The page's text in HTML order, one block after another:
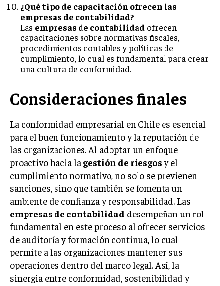
¿Qué tipo de capacitación ofrecen las
empresas de contabilidad?
Las empresas de contabilidad ofrecen
capacitaciones sobre normativas fiscales,
procedimientos contables y políticas de
cumplimiento, lo cual es fundamental para crear
una cultura de conformidad.
Consideraciones finales
La conformidad empresarial en Chile es esencial
para el buen funcionamiento y la reputación de
las organizaciones. Al adoptar un enfoque
proactivo hacia la gestión de riesgos y el
cumplimiento normativo, no solo se previenen
sanciones, sino que también se fomenta un
ambiente de confianza y responsabilidad. Las
empresas de contabilidad desempeñan un rol
fundamental en este proceso al ofrecer servicios
de auditoría y formación continua, lo cual
permite a las organizaciones mantener sus
operaciones dentro del marco legal. Así, la
sinergia entre conformidad, sostenibilidad y